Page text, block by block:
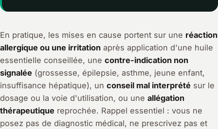
En pratique, les mises en cause portent sur une réaction
allergique ou une irritation après application d'une huile
essentielle conseillée, une contre-indication non
signalée (grossesse, épilepsie, asthme, jeune enfant,
insuffisance hépatique), un conseil mal interprété sur le
dosage ou la voie d'utilisation, ou une allégation
thérapeutique reprochée. Rappel essentiel : vous ne
posez pas de diagnostic médical, ne prescrivez pas et